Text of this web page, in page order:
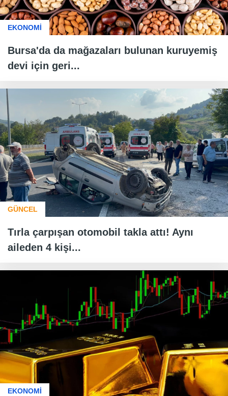
EKONOMİ
Bursa'da da mağazaları bulunan kuruyemiş
devi için geri...
GÜNCEL
Tırla çarpışan otomobil takla attı! Aynı
aileden 4 kişi...
EKONOMİ